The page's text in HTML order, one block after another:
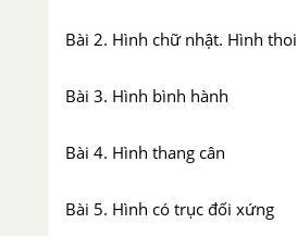
Bài 2. Hình chữ nhật. Hình thoi
Bài 3. Hình bình hành
Bài 4. Hình thang cân
Bài 5. Hình có trục đối xứng